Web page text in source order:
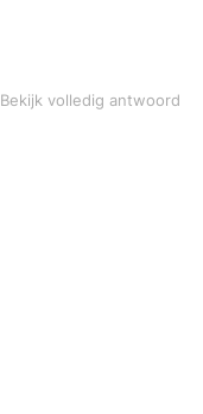
Bekijk volledig antwoord